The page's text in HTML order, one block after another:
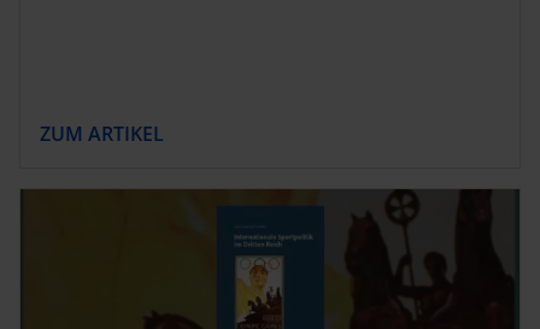
ZUM ARTIKEL